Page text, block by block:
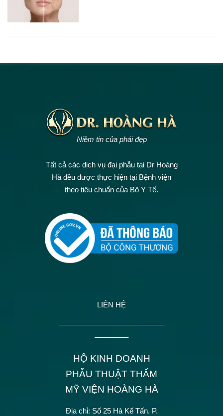
Niềm tin của phái đẹp
Tất cả các dịch vụ đại phẫu tại Dr Hoàng
Hà đều được thực hiện tại Bệnh viện
theo tiêu chuẩn của Bộ Y Tế.
LIÊN HỆ
——————————————
————–
HỘ KINH DOANH
PHẪU THUẬT THẨM
MỸ VIỆN HOÀNG HÀ
Địa chỉ: Số 25 Hà Kế Tấn. P.